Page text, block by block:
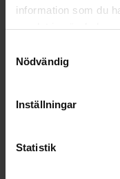
information som du
Nödvändig
Inställningar
Statistik
Kuva: Kotimaiset